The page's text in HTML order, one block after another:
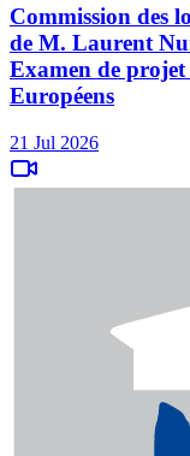
Commission des
de M. Laurent
Examen de projet
Européens
21 Jul 2026